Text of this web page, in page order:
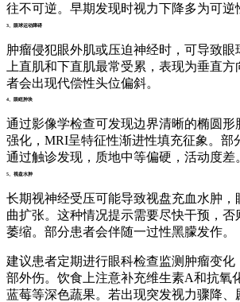
往不可逆。早期发现时视力下降多为可逆
3、眼球运动障碍
肿瘤侵犯眼外肌或压迫神经时，可导致眼
上直肌和下直肌最常受累，表现为垂直
者会出现代偿性头位偏斜。
4、眼眶肿块
通过影像学检查可发现边界清晰的椭圆形
强化，MRI呈特征性渐进性填充征象。部
通过触诊发现，质地中等偏硬，活动度差
5、视盘水肿
长期视神经受压可能导致视盘充血水肿，
曲扩张。这种情况提示需要尽快干预，
萎缩。部分患者会伴随一过性黑朦发作。
建议患者定期进行眼科检查监测肿瘤变化
部外伤。饮食上注意补充维生素A和抗氧
蓝莓等深色蔬果。若出现突发视力骤降、